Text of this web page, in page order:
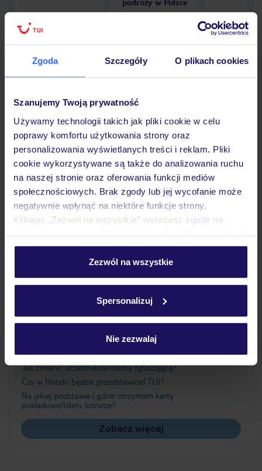
Zgoda Szczegóły O plikach cookies
Szanujemy Twoją prywatność
Używamy technologii takich jak pliki cookie w celu
poprawy komfortu użytkowania strony oraz
personalizowania wyświetlanych treści i reklam. Pliki
cookie wykorzystywane są także do analizowania ruchu
na naszej stronie oraz oferowania funkcji mediów
społecznościowych. Brak zgody lub jej wycofanie może
negatywnie wpłynąć na niektóre funkcje strony.
Klikając „Zezwól na wszystkie” wyrażasz zgodę na
personalizować swój wybór wchodząc w zakładkę
Szczegółowe informacje o plikach cookie znajdziesz
Zezwól na wszystkie
Spersonalizuj
Nie zezwalaj
Hotel
Opinie
Pokoje
Wyżywienie
Ważne informacje
Jak zmienić uczestników/osobę zgłaszającą?
Czy w Hotelu będzie przedstawiciel TUI?
Na jakiej podstawie i gdzie otrzymam karty
pokładowe/bilety lotnicze?
Zobacz więcej